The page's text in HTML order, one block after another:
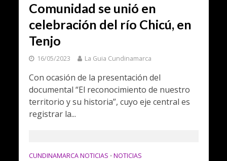
Comunidad se unió en
celebración del río Chicú, en
Tenjo
16/05/2023 La Guia Cundinamarca
Con ocasión de la presentación del
documental “El reconocimiento de nuestro
territorio y su historia”, cuyo eje central es
registrar la...
CUNDINAMARCA NOTICIAS • NOTICIAS